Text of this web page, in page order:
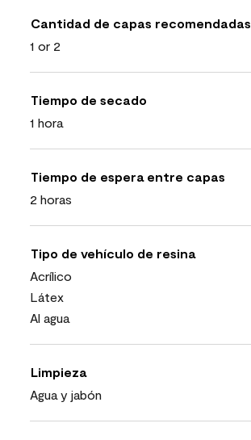
Cantidad de capas recomendadas
1 or 2
Tiempo de secado
1 hora
Tiempo de espera entre capas
2 horas
Tipo de vehículo de resina
Acrílico
Látex
Al agua
Limpieza
Agua y jabón